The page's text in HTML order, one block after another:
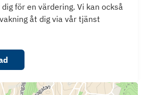
för en värdering. Vi kan också
åt dig via vår tjänst